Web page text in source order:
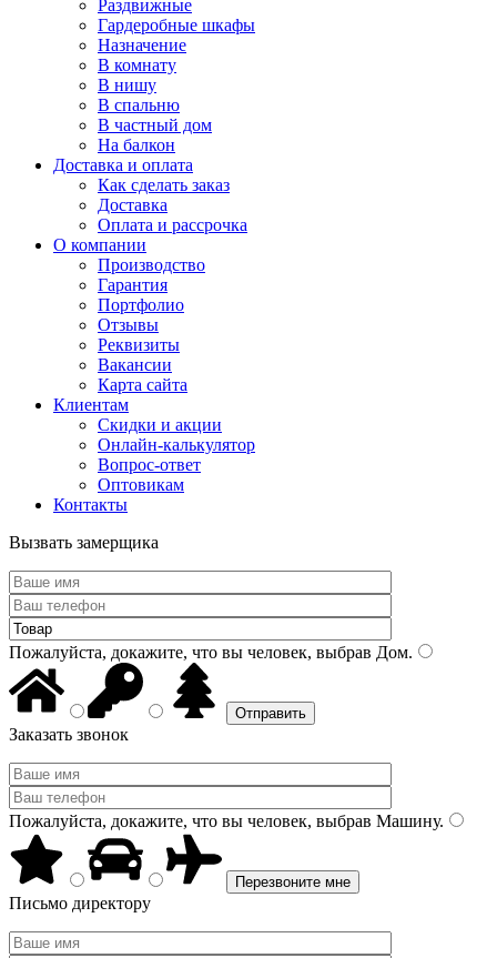
Раздвижные
Гардеробные шкафы
Назначение
В комнату
В нишу
В спальню
В частный дом
На балкон
Доставка и оплата
Как сделать заказ
Доставка
Оплата и рассрочка
О компании
Производство
Гарантия
Портфолио
Отзывы
Реквизиты
Вакансии
Карта сайта
Клиентам
Скидки и акции
Онлайн-калькулятор
Вопрос-ответ
Оптовикам
Контакты
Вызвать замерщика
Пожалуйста, докажите, что вы человек, выбрав Дом.
Заказать звонок
Пожалуйста, докажите, что вы человек, выбрав Машину.
Письмо директору